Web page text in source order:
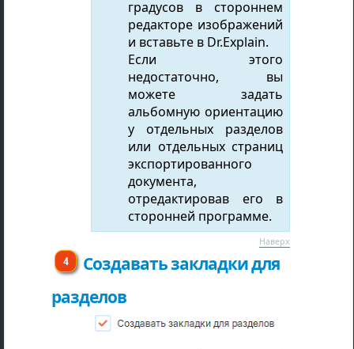
градусов в стороннем
редакторе изображений
и вставьте в Dr.Explain.
Если этого
недостаточно, вы
можете задать
альбомную ориентацию
у отдельных разделов
или отдельных страниц
экспортированного
документа,
отредактировав его в
сторонней программе.
Наверх
Создавать закладки для
разделов